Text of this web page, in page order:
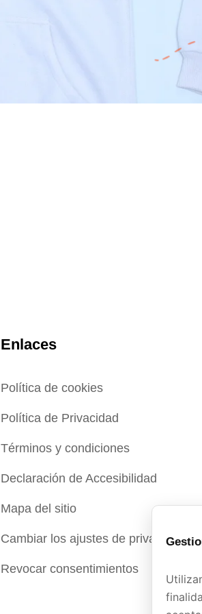
Enlaces
Política de cookies
Política de Privacidad
Términos y condiciones
Declaración de Accesibilidad
Mapa del sitio
Cambiar los ajustes de privacidad
Revocar consentimientos